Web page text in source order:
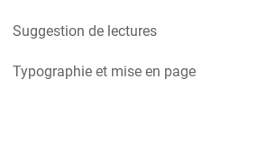
Suggestion de lectures
Typographie et mise en page